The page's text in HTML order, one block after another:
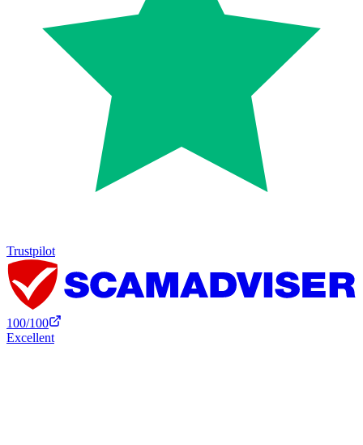
Trustpilot
100/100
Excellent